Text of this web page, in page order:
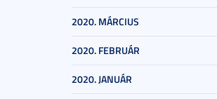
2020. MÁRCIUS
2020. FEBRUÁR
2020. JANUÁR